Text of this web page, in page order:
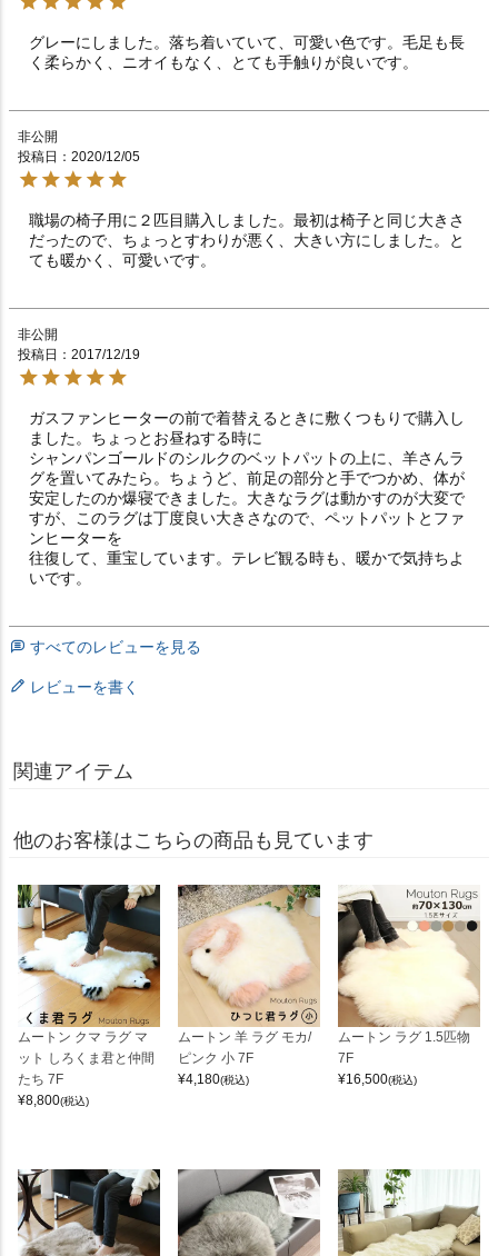
グレーにしました。落ち着いていて、可愛い色です。毛足も長
く柔らかく、ニオイもなく、とても手触りが良いです。
非公開
投稿日
2020/12/05
職場の椅子用に２匹目購入しました。最初は椅子と同じ大きさ
だったので、ちょっとすわりが悪く、大きい方にしました。と
ても暖かく、可愛いです。
非公開
投稿日
2017/12/19
ガスファンヒーターの前で着替えるときに敷くつもりで購入し
ました。ちょっとお昼ねする時に
シャンパンゴールドのシルクのベットパットの上に、羊さんラ
グを置いてみたら。ちょうど、前足の部分と手でつかめ、体が
安定したのか爆寝できました。大きなラグは動かすのが大変で
すが、このラグは丁度良い大きさなので、ペットパットとファ
ンヒーターを
往復して、重宝しています。テレビ観る時も、暖かで気持ちよ
いです。
すべてのレビューを見る
レビューを書く
関連アイテム
他のお客様はこちらの商品も見ています
ムートン クマ ラグ マ
ット しろくま君と仲間
たち 7F
¥8,800(税込)
ムートン 羊 ラグ モカ/
ピンク 小 7F
¥4,180(税込)
ムートン ラグ 1.5匹物
7F
¥16,500(税込)